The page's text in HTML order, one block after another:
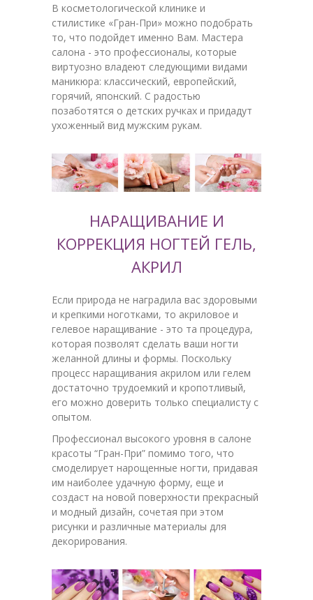
В косметологической клинике и
стилистике «Гран-При» можно подобрать
то, что подойдет именно Вам. Мастера
салона - это профессионалы, которые
виртуозно владеют следующими видами
маникюра: классический, европейский,
горячий, японский. С радостью
позаботятся о детских ручках и придадут
ухоженный вид мужским рукам.
НАРАЩИВАНИЕ И
КОРРЕКЦИЯ НОГТЕЙ ГЕЛЬ,
АКРИЛ
Если природа не наградила вас здоровыми
и крепкими ноготками, то акриловое и
гелевое наращивание - это та процедура,
которая позволят сделать ваши ногти
желанной длины и формы. Поскольку
процесс наращивания акрилом или гелем
достаточно трудоемкий и кропотливый,
его можно доверить только специалисту с
опытом.
Профессионал высокого уровня в салоне
красоты “Гран-При” помимо того, что
смоделирует нарощенные ногти, придавая
им наиболее удачную форму, еще и
создаст на новой поверхности прекрасный
и модный дизайн, сочетая при этом
рисунки и различные материалы для
декорирования.